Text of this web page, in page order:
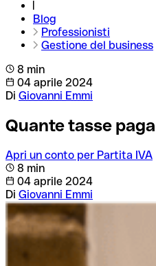
Blog
Professionisti
Gestione del business
8 min
04 aprile 2024
Di Giovanni Emmi
Quante tasse
Apri un conto per Partita IVA
8 min
04 aprile 2024
Di Giovanni Emmi